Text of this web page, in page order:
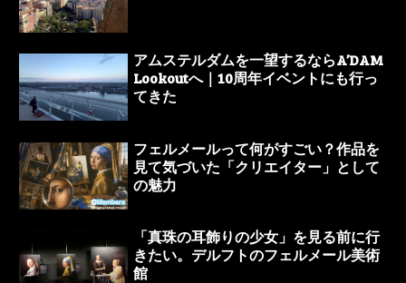
アムステルダムを一望するならA’DAM
Lookoutへ｜10周年イベントにも行っ
てきた
フェルメールって何がすごい？作品を
見て気づいた「クリエイター」として
の魅力
「真珠の耳飾りの少女」を見る前に行
きたい。デルフトのフェルメール美術
館